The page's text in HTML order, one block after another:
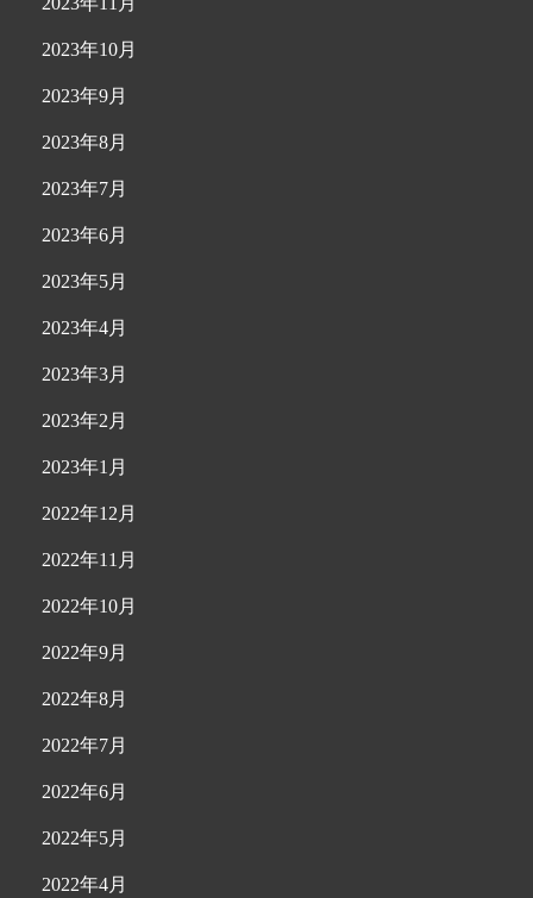
2023年10月
2023年9月
2023年8月
2023年7月
2023年6月
2023年5月
2023年4月
2023年3月
2023年2月
2023年1月
2022年12月
2022年11月
2022年10月
2022年9月
2022年8月
2022年7月
2022年6月
2022年5月
2022年4月